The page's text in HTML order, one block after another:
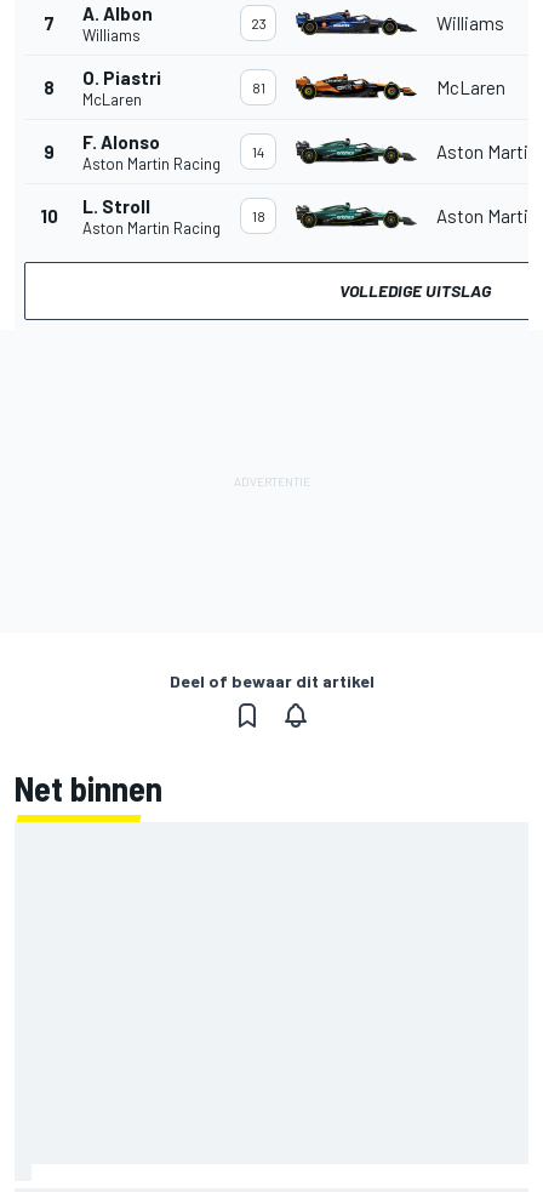
7 A. Albon
Williams
23 Williams
8 O. Piastri
McLaren
81 McLaren
9 F. Alonso
Aston Martin Racing
14 Aston Martin
10 L. Stroll
Aston Martin Racing
18 Aston Martin
VOLLEDIGE UITSLAG
Deel of bewaar dit artikel
Net binnen